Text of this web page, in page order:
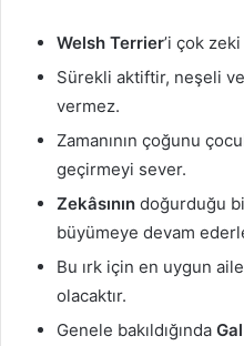
Welsh Terrier’i çok
Sürekli aktiftir, neşeli
vermez.
Zamanının çoğunu
geçirmeyi sever.
Zekâsının doğurduğu
büyümeye devam
Bu ırk için en uygun
olacaktır.
Genele bakıldığında